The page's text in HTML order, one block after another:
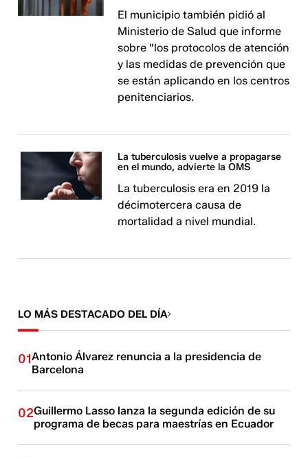
El municipio también pidió al
Ministerio de Salud que informe
sobre "los protocolos de atención
y las medidas de prevención que
se están aplicando en los centros
penitenciarios.
La tuberculosis vuelve a propagarse
en el mundo, advierte la OMS
La tuberculosis era en 2019 la
décimotercera causa de
mortalidad a nivel mundial.
LO MÁS DESTACADO DEL DÍA
01Antonio Álvarez renuncia a la presidencia de
Barcelona
02Guillermo Lasso lanza la segunda edición de su
programa de becas para maestrías en Ecuador